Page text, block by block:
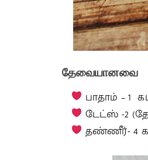
தேவையானவை
பாதாம் – 1
டேட்ஸ் -2
தண்ணீர்- 4